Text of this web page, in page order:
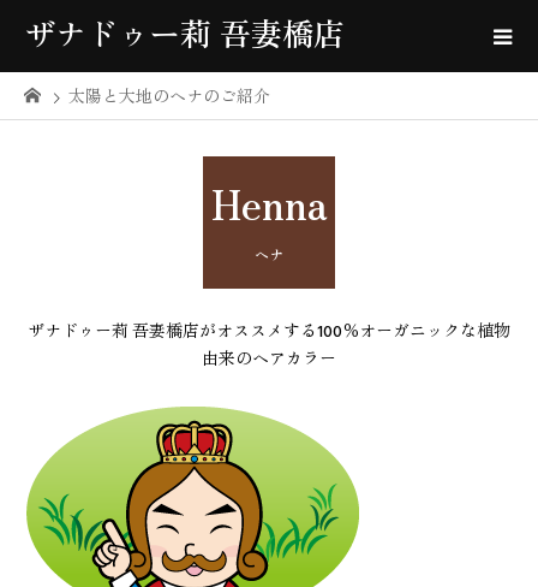
ザナドゥー莉 吾妻橋店
太陽と大地のヘナのご紹介
Henna
ヘナ
ザナドゥー莉 吾妻橋店がオススメする100％オーガニックな植物
由来のヘアカラー